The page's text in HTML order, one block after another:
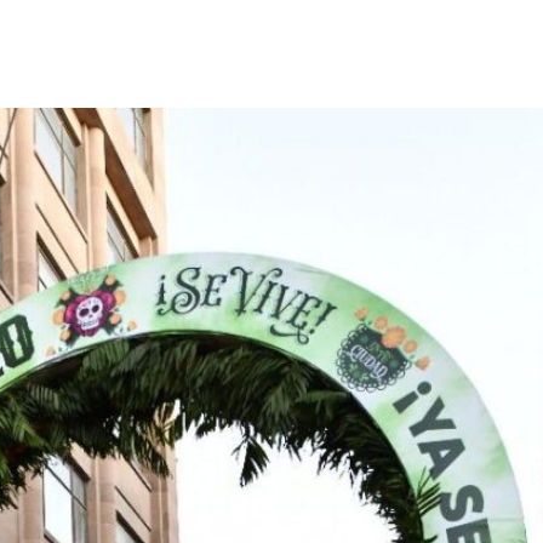
impacto
una casa
3 de agosto de 2026 Redacción